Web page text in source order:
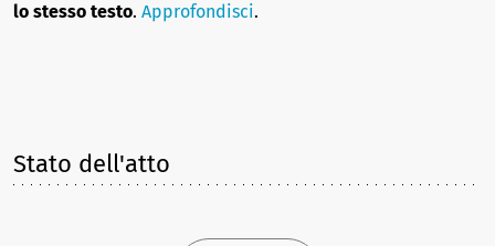
lo stesso testo. Approfondisci.
Stato dell'atto